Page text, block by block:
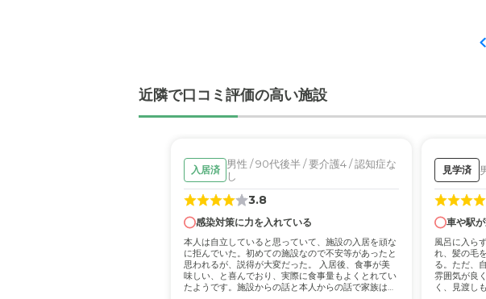
外観・内装・居室・設備について
介護医療サービスについて
外部委託の対応なので必要に応じ入居者の症状に
近隣環境や交通アクセスについて
最寄り駅や総合病院まで徒歩で移動可能であり、近
料金費用について
近隣で口コミ評価の高い施設
入居済
男性 / 90代後半 / 要介護4 / 認知症な
し
3.8
感染対策に力を入れている
本人は自立していると思っていて、施設の入居を頑な
に拒んでいた。初めての施設なので不安等があったと
思われるが、説得が大変だった。 入居後、食事が美
味しい、と喜んでおり、実際に食事量もよくとれてい
たようです。施設からの話と本人からの話で家族はと
見学済
車や駅
風呂に入ら
れ、髪の毛
る。ただ、
雰囲気が良
く、見渡し